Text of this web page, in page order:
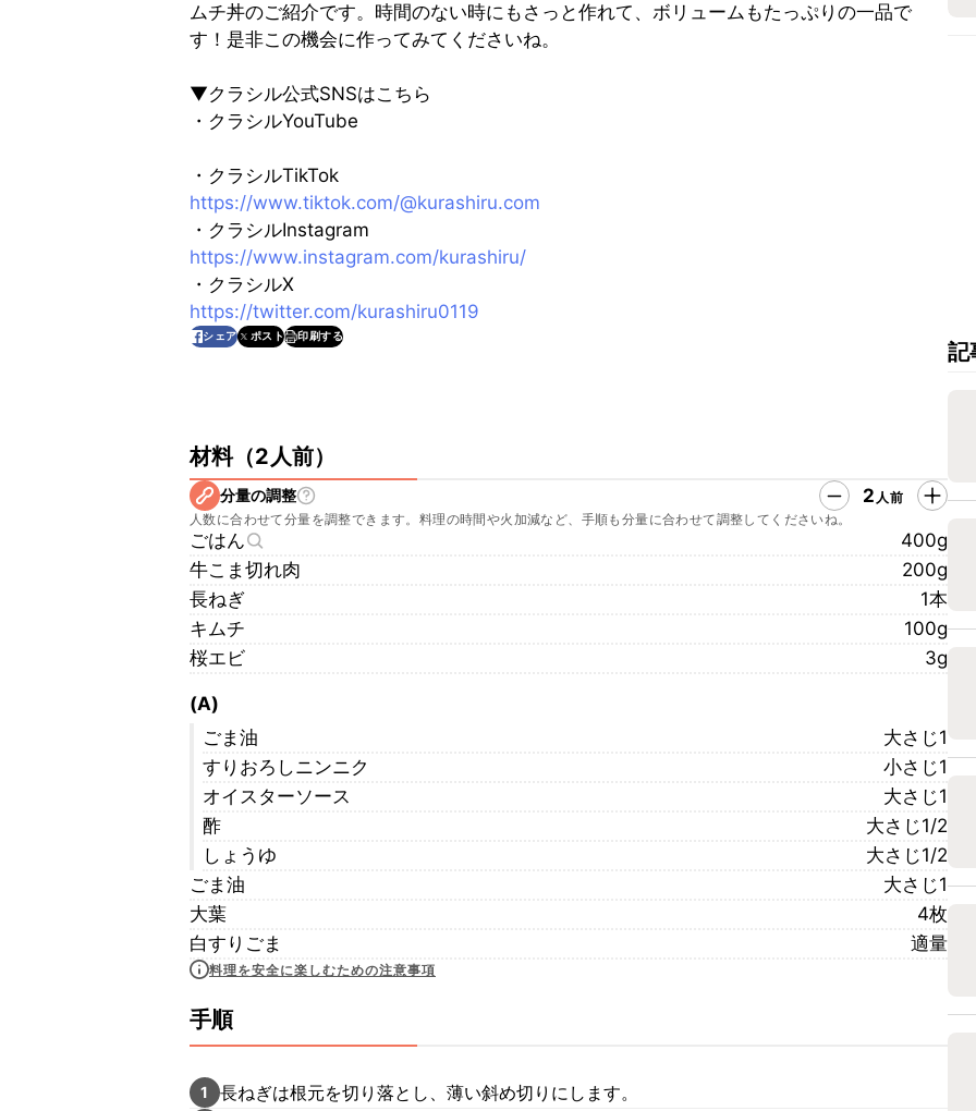
ムチ丼のご紹介です。時間のない時にもさっと作れて、ボリュームもたっぷりの一品で
す！是非この機会に作ってみてくださいね。
▼クラシル公式SNSはこちら
・クラシルYouTube
・クラシルTikTok
https://www.tiktok.com/@kurashiru.com
・クラシルInstagram
https://www.instagram.com/kurashiru/
・クラシルX
https://twitter.com/kurashiru0119
シェア ポスト 印刷する
材料（2人前）
分量の調整 2 人前
人数に合わせて分量を調整できます。料理の時間や火加減など、手順も分量に合わせて調整してくださいね。
ごはん
400g
牛こま切れ肉
200g
長ねぎ
1本
キムチ
100g
桜エビ
3g
(A)
ごま油
大さじ1
すりおろしニンニク
小さじ1
オイスターソース
大さじ1
酢
大さじ1/2
しょうゆ
大さじ1/2
ごま油
大さじ1
大葉
4枚
白すりごま
適量
料理を安全に楽しむための注意事項
手順
1 長ねぎは根元を切り落とし、薄い斜め切りにします。
記